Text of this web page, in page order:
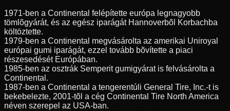
1971-ben a Continental felépítette európa legnagyobb
tömlõgyárát, és az egész iparágát Hannoverbõl Korbachba
költöztette.
1979-ben a Continental megvásárolta az amerikai Uniroyal
európai gumi iparágát, ezzel tovább bõvítette a piaci
részesedését Európában.
1985-ben az osztrák Semperit gumigyárat is felvásárolta a
Continental.
1987-ben a Continental a tengerentúli General Tire, Inc.-t is
bekebelezte, 2001-tõl a cég Continental Tire North America
néven szerepel az USA-ban.